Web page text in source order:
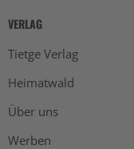
VERLAG
Tietge Verlag
Heimatwald
Über uns
Werben